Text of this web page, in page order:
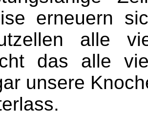
erneuern
alle
das alle
unsere